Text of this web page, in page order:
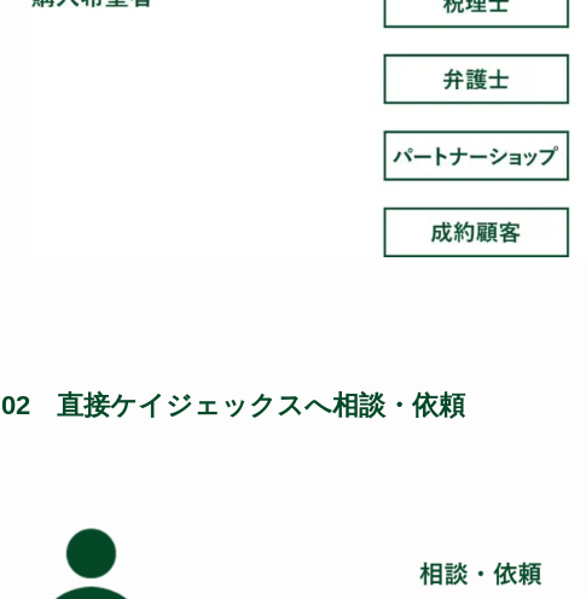
02 直接ケイジェックスへ相談・依頼